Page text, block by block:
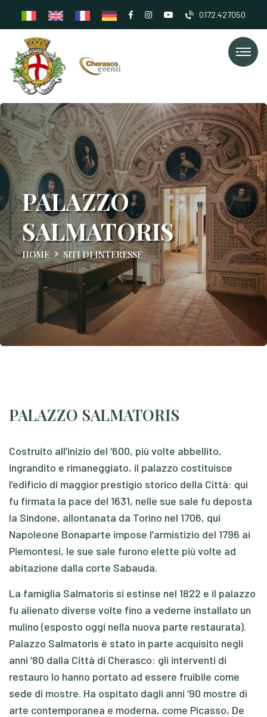
0172.427050
PALAZZO
SALMATORIS
HOME SITI DI INTERESSE
PALAZZO SALMATORIS
Costruito all’inizio del ‘600, più volte abbellito,
ingrandito e rimaneggiato, il palazzo costituisce
l’edificio di maggior prestigio storico della Città: qui
fu firmata la pace del 1631, nelle sue sale fu deposta
la Sindone, allontanata da Torino nel 1706, qui
Napoleone Bonaparte impose l’armistizio del 1796 ai
Piemontesi, le sue sale furono elette più volte ad
abitazione dalla corte Sabauda.
La famiglia Salmatoris si estinse nel 1822 e il palazzo
fu alienato diverse volte fino a vederne installato un
mulino (esposto oggi nella nuova parte restaurata).
Palazzo Salmatoris è stato in parte acquisito negli
anni ‘80 dalla Città di Cherasco: gli interventi di
restauro lo hanno portato ad essere fruibile come
sede di mostre. Ha ospitato dagli anni ‘90 mostre di
arte contemporanea e moderna, come Picasso, De